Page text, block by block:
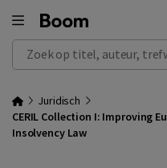
Zoek op titel, auteur,
Juridisch
CERIL Collection I: Improving
Insolvency Law